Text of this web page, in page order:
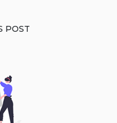
POST